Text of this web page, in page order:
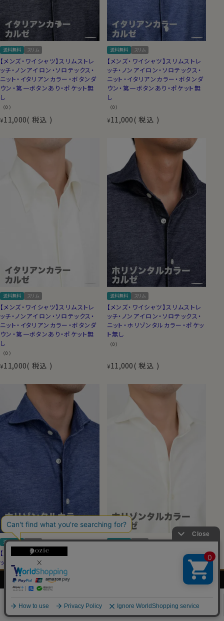
メンズ
シャツ
シャツの
基礎知識
送料無料 スリム
【メンズ・ワイシャツ】スリムストレ
ッチ・ノンアイロン・ソロテックス・
ニット・イタリアンカラー・ボタンダ
ウン・第一ボタンあり・ポケット無
し
（0）
¥11,000 税込
送料無料 スリム
【メンズ・ワイシャツ】スリムストレ
ッチ・ノンアイロン・ソロテックス・
ニット・イタリアンカラー・ボタンダ
ウン・第一ボタンあり・ポケット無
し
（0）
¥11,000 税込
送料無料 スリム
【メンズ・ワイシャツ】スリムストレ
ッチ・ノンアイロン・ソロテックス・
ニット・イタリアンカラー・ボタンダ
ウン・第一ボタンあり・ポケット無
し
（0）
¥11,000 税込
送料無料 スリム
【メンズ・ワイシャツ】スリムストレ
ッチ・ノンアイロン・ソロテックス・
ニット・ホリゾンタルカラー・ポケッ
ト無し
（0）
¥11,000 税込
送料無料 スリム
【メンズ・ワイシャツ】スリムストレ
ッチ・ノンアイロン・ソロテックス・
ニット・ホリゾンタルカラー・ポケッ
ト無し
5.00（2）
11,000 税込
送料無料 スリム
【メンズ・ワイシャツ】スリムストレ
ッチ・ノンアイロン・ソロテックス・
ニット・ホリゾンタルカラー・ポケッ
¥11,000 税込